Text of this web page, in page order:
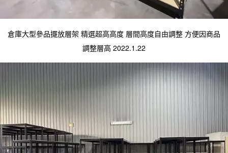
倉庫大型參品擺放層架 精選超高高度 層間高度自由調整 方便因商品
調整層高 2022.1.22